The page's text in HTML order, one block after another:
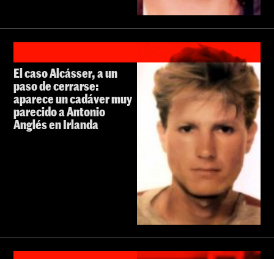
El caso Alcásser, a un
paso de cerrarse:
aparece un cadáver muy
parecido a Antonio
Anglés en Irlanda